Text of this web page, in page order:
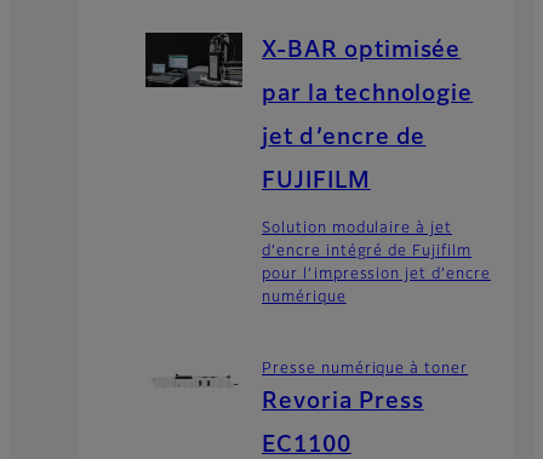
X-BAR optimisée
par la technologie
jet d’encre de
FUJIFILM
Solution modulaire à jet
d’encre intégré de Fujifilm
pour l’impression jet d’encre
numérique
Presse numérique à toner
Revoria Press
EC1100